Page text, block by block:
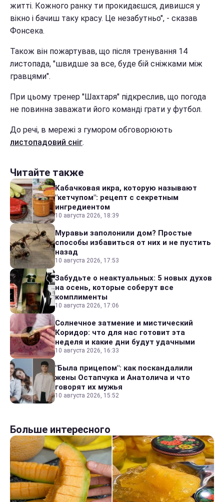
житті. Кожного ранку ти прокидаєшся, дивишся у
вікно і бачиш таку красу. Це незабутньо", - сказав
Фонсека.
Також він пожартував, що після тренування 14
листопада, "швидше за все, буде бій сніжками між
гравцями".
При цьому тренер "Шахтаря" підкреслив, що погода
не повинна заважати його команді грати у футбол.
До речі, в мережі з гумором обговорюють
листопадовий сніг.
Читайте также
Кабачковая икра, которую называют
"кетчупом": рецепт с секретным
ингредиентом
10 августа 2026, 18:39
Муравьи заполонили дом? Простые
способы избавиться от них и не пустить
назад
10 августа 2026, 17:53
Забудьте о неактуальных: 5 новых духов
на осень, которые соберут все
комплименты
10 августа 2026, 17:06
Солнечное затмение и мистический
Коридор: что для нас готовит эта
неделя и какие дни будут удачными
10 августа 2026, 16:33
"Была прицепом": как поскандалили
жены Остапчука и Анатолича и что
говорят их мужья
10 августа 2026, 15:52
Больше интересного